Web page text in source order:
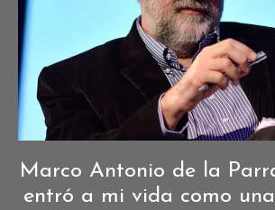
Entrevistas
Marco Antonio de la
entró a mi vida como